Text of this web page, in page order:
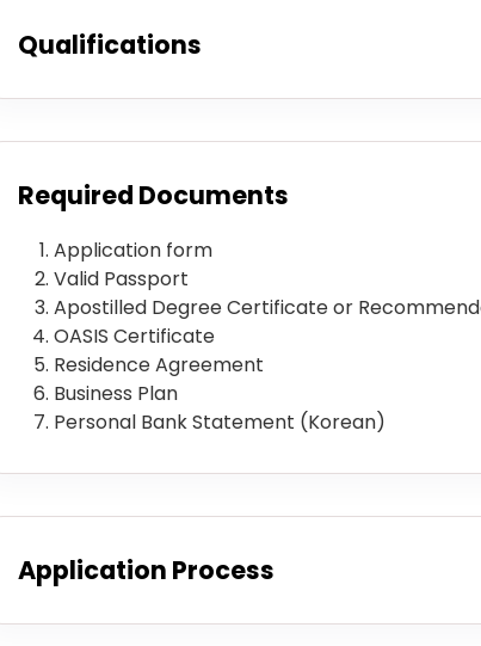
Qualifications
Required Documents
Application form
Valid Passport
Apostilled Degree Certificate or
OASIS Certificate
Residence Agreement
Business Plan
Personal Bank Statement (Korean)
Application Process